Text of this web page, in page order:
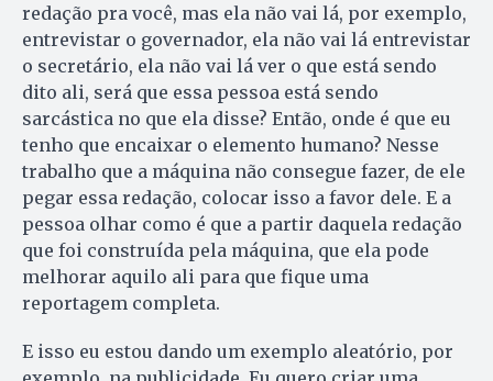
redação pra você, mas ela não vai lá, por exemplo,
entrevistar o governador, ela não vai lá entrevistar
o secretário, ela não vai lá ver o que está sendo
dito ali, será que essa pessoa está sendo
sarcástica no que ela disse? Então, onde é que eu
tenho que encaixar o elemento humano? Nesse
trabalho que a máquina não consegue fazer, de ele
pegar essa redação, colocar isso a favor dele. E a
pessoa olhar como é que a partir daquela redação
que foi construída pela máquina, que ela pode
melhorar aquilo ali para que fique uma
reportagem completa.
E isso eu estou dando um exemplo aleatório, por